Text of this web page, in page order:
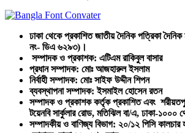
ঢাকা থেকে প্রকাশিত জাতীয় দৈনিক পত্রিকা
নং- ডিএ ৬২৯৩)।
সম্পাদক ও প্রকাশক: এটিএম রাকিবুল বাসার
প্রধান সম্পাদক: মোঃ আজহারুল ইসলাম
নির্বাহী সম্পাদক: মোঃ সাইফ উদ্দীন শিপন
ব্যবস্থাপনা সম্পাদক: ইসমাইল হোসেন রতন
সম্পাদক ও প্রকাশক কর্তৃক প্রকাশিত এবং শরীয়তপুর
টয়েনবি সার্কুলার রোড, মতিঝিল বা/এ, ঢাকা-১০০০
সম্পাদকীয় ও বাণিজ্য বিভাগ: ২০/১২ পিসি কালচার